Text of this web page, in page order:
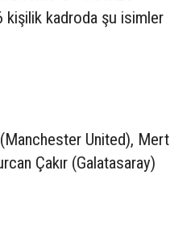
kişilik kadroda şu isimler
(Manchester United), Mert
Çakır (Galatasaray)